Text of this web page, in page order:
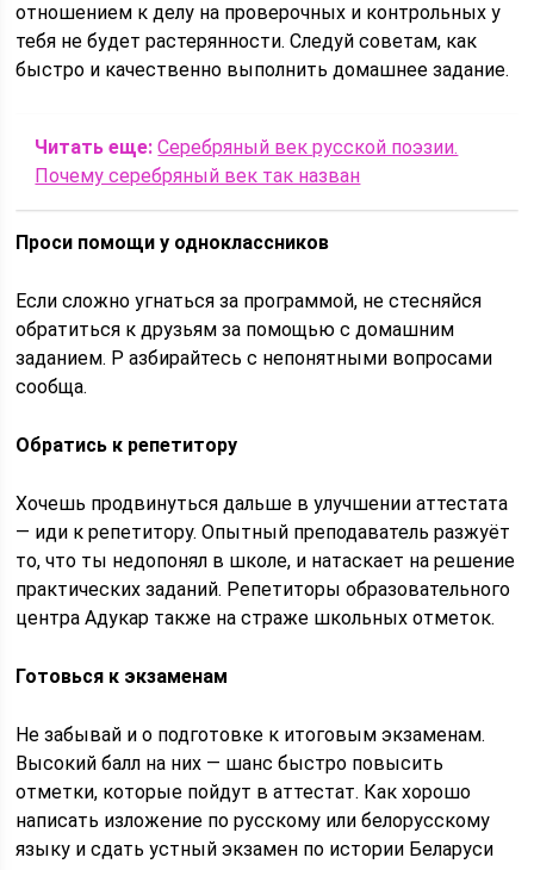
отношением к делу на проверочных и контрольных у
тебя не будет растерянности. Следуй советам, как
быстро и качественно выполнить домашнее задание.
Читать еще: Серебряный век русской поэзии.
Почему серебряный век так назван
Проси помощи у одноклассников
Если сложно угнаться за программой, не стесняйся
обратиться к друзьям за помощью с домашним
заданием. Р азбирайтесь с непонятными вопросами
сообща.
Обратись к репетитору
Хочешь продвинуться дальше в улучшении аттестата
— иди к репетитору. Опытный преподаватель разжуёт
то, что ты недопонял в школе, и натаскает на решение
практических заданий. Репетиторы образовательного
центра Адукар также на страже школьных отметок.
Готовься к экзаменам
Не забывай и о подготовке к итоговым экзаменам.
Высокий балл на них — шанс быстро повысить
отметки, которые пойдут в аттестат. Как хорошо
написать изложение по русскому или белорусскому
языку и сдать устный экзамен по истории Беларуси